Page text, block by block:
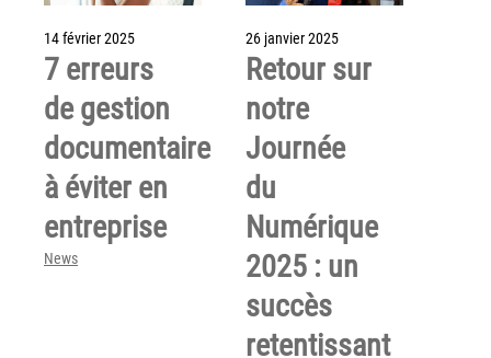
14 février 2025
7 erreurs
de gestion
documentaire
à éviter en
entreprise
News
26 janvier 2025
Retour sur
notre
Journée
du
Numérique
2025 : un
succès
retentissant